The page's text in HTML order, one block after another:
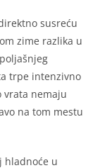
susreću
zime razlika u
trpe intenzivno
vrata nemaju
na tom mestu
hladnoće u